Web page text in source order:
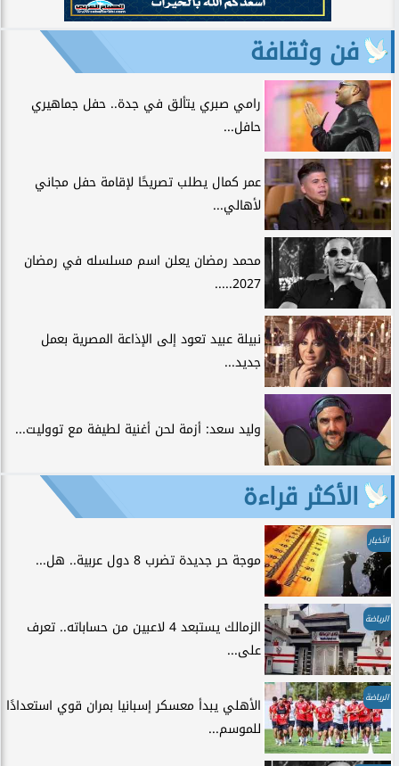
فن وثقافة
رامي صبري يتألق في جدة.. حفل جماهيري
حافل...
عمر كمال يطلب تصريحًا لإقامة حفل مجاني
لأهالي...
محمد رمضان يعلن اسم مسلسله في رمضان
2027.....
نبيلة عبيد تعود إلى الإذاعة المصرية بعمل
جديد...
وليد سعد: أزمة لحن أغنية لطيفة مع تووليت...
الأكثر قراءة
الأخبار
موجة حر جديدة تضرب 8 دول عربية.. هل...
الرياضة
الزمالك يستبعد 4 لاعبين من حساباته.. تعرف
على...
الرياضة
الأهلي يبدأ معسكر إسبانيا بمران قوي استعدادًا
للموسم...